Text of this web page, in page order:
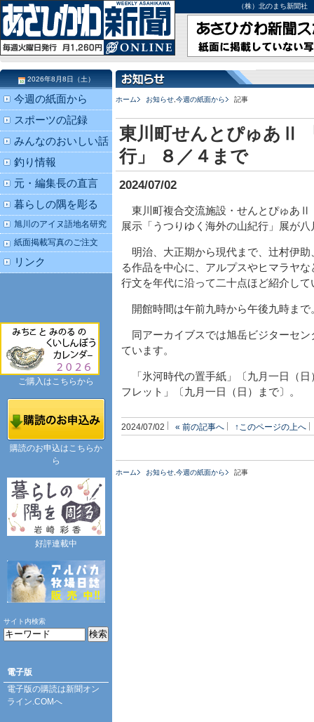
（株）北のまち新聞
ホーム お知らせ 今週の紙面から 記事
東川町せんとぴゅあⅡ
行」 ８／４まで
2024/07/02
東川町複合交流施設・せんとぴゅあⅡ
展示「うつりゆく海外の山紀行」展が
明治、大正期から現代まで、辻村伊助
る作品を中心に、アルプスやヒマラヤ
行文を年代に沿って二十点ほど紹介して
開館時間は午前九時から午後九時まで
同アーカイブスでは旭岳ビジターセン
ています。
「氷河時代の置手紙」〔九月一日（日
フレット」〔九月一日（日）まで〕。
2024/07/02 « 前の記事へ ↑このページの上へ
ホーム お知らせ 今週の紙面から 記事
2026年8月8日（土）
今週の紙面から
スポーツの記録
みんなのおいしい話
釣り情報
元・編集長の直言
暮らしの隅を彫る
旭川のアイヌ語地名研究
紙面掲載写真のご注文
リンク
ご購入はこちらから
購読のお申込はこちらか
ら
好評連載中
サイト内検索
電子版
電子版の購読は新聞オン
ライン.COMへ